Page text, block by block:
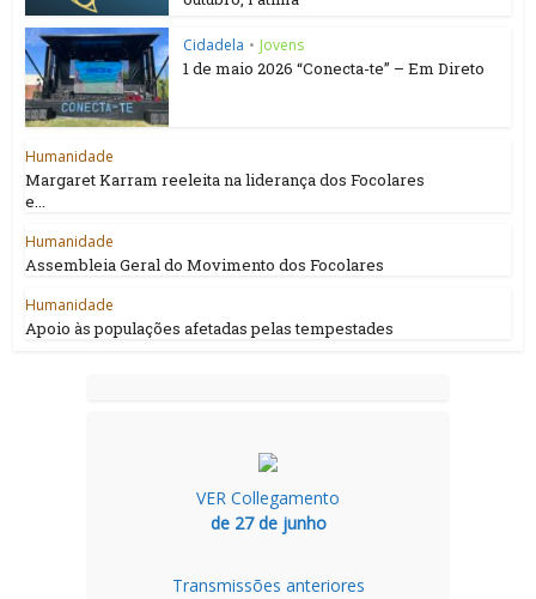
Cidadela • Jovens
1 de maio 2026 “Conecta-te” – Em Direto
Humanidade
Margaret Karram reeleita na liderança dos Focolares
e...
Humanidade
Assembleia Geral do Movimento dos Focolares
Humanidade
Apoio às populações afetadas pelas tempestades
VER Collegamento
de 27 de junho
Transmissões anteriores